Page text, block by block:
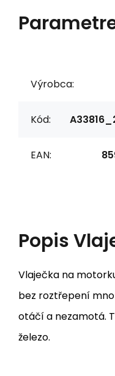
Výrobca:
Kód:
EAN:
Popis
Vlaječka na
bez roztřepení
otáčí a nezamotá.
železo.